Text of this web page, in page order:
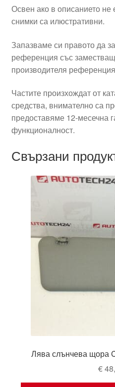
Освен ако в описанието не
снимки са илюстративни.
Запазваме си правото да
референция със
производителя
Частите произхождат от
средства, внимателно са
предоставяме 12-месечна
функционалност.
Свързани
Лява слънчева щора
€